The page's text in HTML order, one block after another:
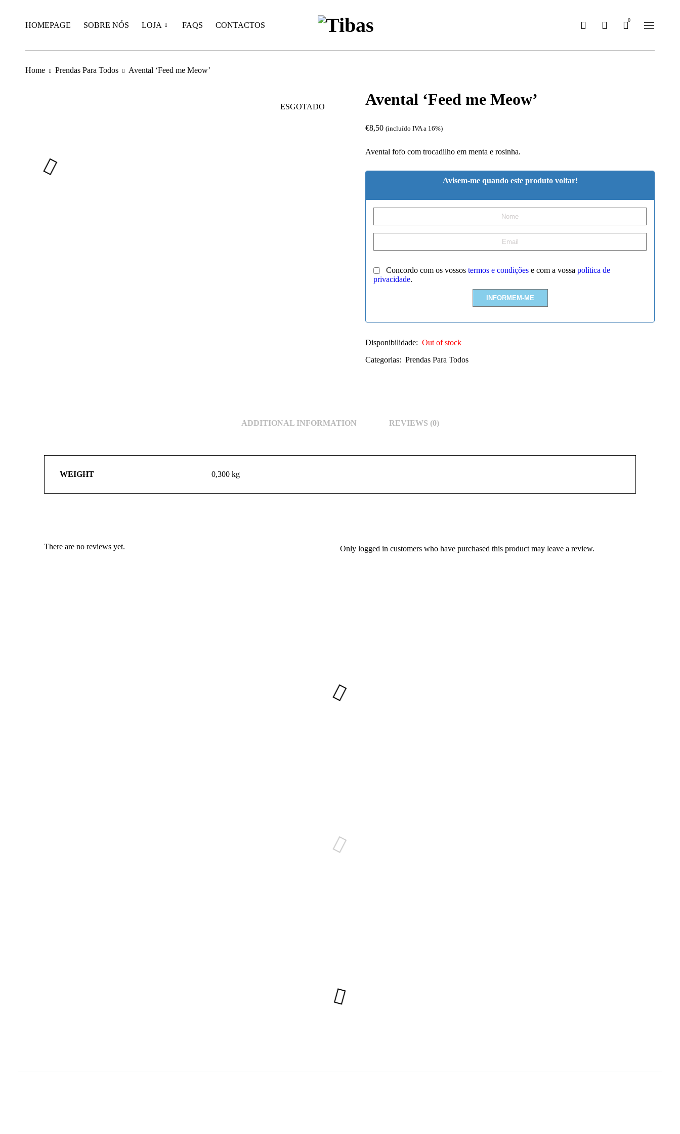
HOMEPAGE SOBRE NÓS LOJA FAQS CONTACTOS
0
Home Prendas Para Todos Avental ‘Feed me Meow’
ESGOTADO Avental ‘Feed me Meow’
€8,50 (incluído IVA a 16%)
Avental fofo com trocadilho em menta e rosinha.
Avisem-me quando este produto voltar!
Concordo com os vossos termos e condições e com a vossa política de
privacidade.
Disponibilidade: Out of stock
Categorias: Prendas Para Todos
ADDITIONAL INFORMATION REVIEWS (0)
WEIGHT 0,300 kg
There are no reviews yet. Only logged in customers who have purchased this product may leave a review.